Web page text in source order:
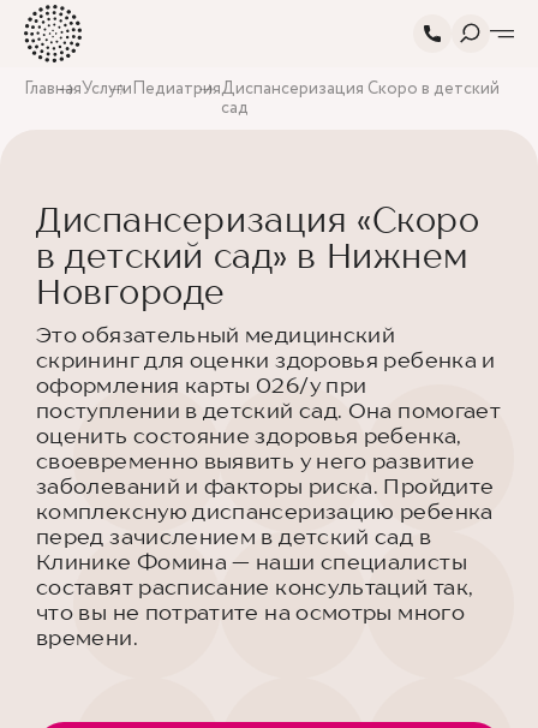
ГлавнаяУслугиПедиатрияДиспансеризация Скоро в детский
сад
Диспансеризация «Скоро
в детский сад» в Нижнем
Новгороде
Это обязательный медицинский
скрининг для оценки здоровья ребенка и
оформления карты 026/у при
поступлении в детский сад. Она помогает
оценить состояние здоровья ребенка,
своевременно выявить у него развитие
заболеваний и факторы риска. Пройдите
комплексную диспансеризацию ребенка
перед зачислением в детский сад в
Клинике Фомина — наши специалисты
составят расписание консультаций так,
что вы не потратите на осмотры много
времени.